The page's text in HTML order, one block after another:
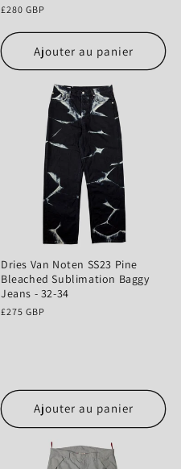
Prix
£280 GBP
Ajouter au panier
Dries Van Noten SS23 Pine
Bleached Sublimation Baggy
Jeans - 32-34
Prix
£275 GBP
Ajouter au panier